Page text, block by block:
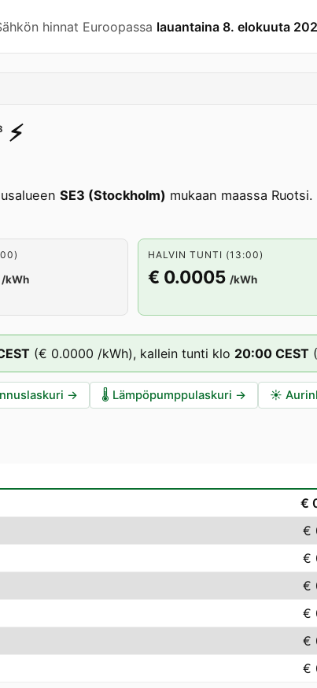
hinnat Euroopassa lauantaina 8. elokuuta
⚡️
SE3 (Stockholm) mukaan maassa
/kWh
HALVIN TUNTI (13:00)
€ 0.0005 /kWh
(€ 0.0000 /kWh), kallein tunti klo 20:00 CEST (
→ 🌡️ Lämpöpumppulaskuri → ☀️
€
€
€
€
€
€
€